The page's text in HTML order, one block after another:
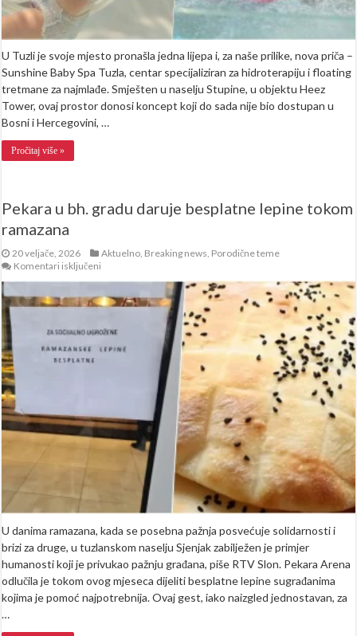
U Tuzli je svoje mjesto pronašla jedna lijepa i, za naše prilike, nova priča –
Sunshine Baby Spa Tuzla, centar specijaliziran za hidroterapiju i floating
tretmane za najmlađe. Smješten u naselju Stupine, u objektu Heez
Tower, ovaj prostor donosi koncept koji do sada nije bio dostupan u
Bosni i Hercegovini, …
Pročitaj više »
Pekara u bh. gradu daruje besplatne lepine tokom
ramazana
20 veljače, 2026 Aktuelno Breaking news Porodične teme
Komentari isključeni
bh.
besplatne
lepine
U danima ramazana, kada se posebna pažnja posvećuje solidarnosti i
brizi za druge, u tuzlanskom naselju Sjenjak zabilježen je primjer
humanosti koji je privukao pažnju građana, piše RTV Slon. Pekara Arena
odlučila je tokom ovog mjeseca dijeliti besplatne lepine sugrađanima
kojima je pomoć najpotrebnija. Ovaj gest, iako naizgled jednostavan, za
…